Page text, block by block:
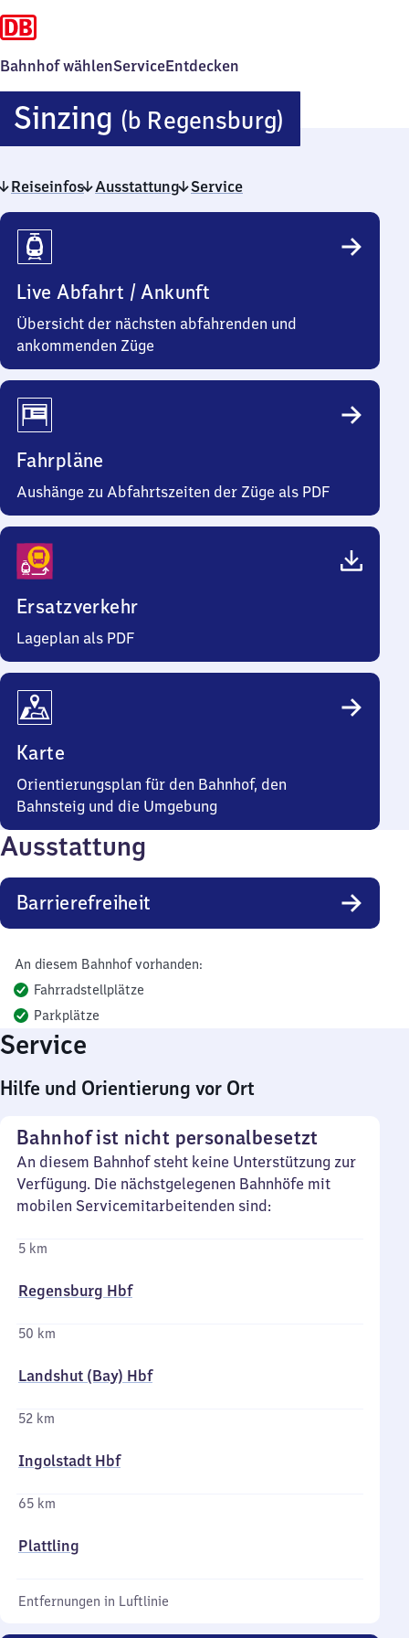
Bahnhof wählenServiceEntdecken
Sinzing (b Regensburg)
(bei
Reiseinfos Ausstattung Service
Reiseinfos
Live Abfahrt / Ankunft
Übersicht der nächsten abfahrenden und
ankommenden Züge
Fahrpläne
Aushänge zu Abfahrtszeiten der Züge als PDF
Ersatzverkehr
Lageplan als PDF
Karte
Orientierungsplan für den Bahnhof, den
Bahnsteig und die Umgebung
Ausstattung
Barrierefreiheit
An diesem Bahnhof vorhanden:
Fahrradstellplätze
Parkplätze
Service
Hilfe und Orientierung vor Ort
Bahnhof ist nicht personalbesetzt
An diesem Bahnhof steht keine Unterstützung zur
Verfügung. Die nächstgelegenen Bahnhöfe mit
mobilen Servicemitarbeitenden sind:
5 km
Regensburg Hbf
50 km
Landshut (Bay) Hbf
52 km
Ingolstadt Hbf
65 km
Plattling
Entfernungen in Luftlinie